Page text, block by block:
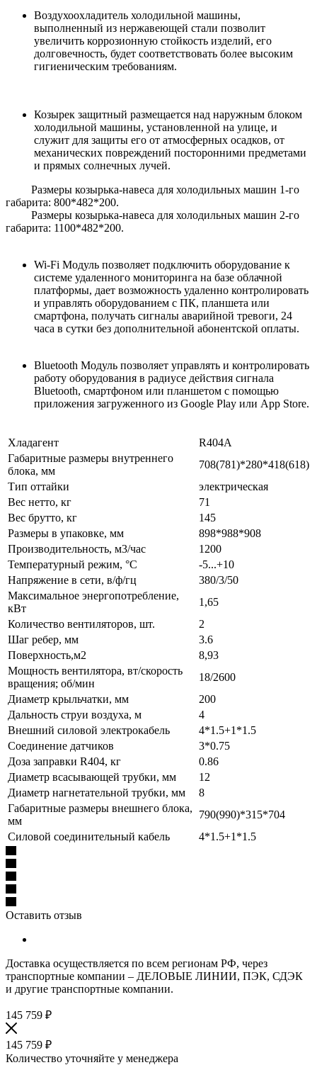
Воздухоохладитель холодильной машины,
выполненный из нержавеющей стали позволит
увеличить коррозионную стойкость изделий, его
долговечность, будет соответствовать более высоким
гигиеническим требованиям.
Козырек защитный размещается над наружным блоком
холодильной машины, установленной на улице, и
служит для защиты его от атмосферных осадков, от
механических повреждений посторонними предметами
и прямых солнечных лучей.
Размеры козырька-навеса для холодильных машин 1-го
габарита: 800*482*200.
Размеры козырька-навеса для холодильных машин 2-го
габарита: 1100*482*200.
Wi-Fi Модуль позволяет подключить оборудование к
системе удаленного мониторинга на базе облачной
платформы, дает возможность удаленно контролировать
и управлять оборудованием с ПК, планшета или
смартфона, получать сигналы аварийной тревоги, 24
часа в сутки без дополнительной абонентской оплаты.
Bluetooth Модуль позволяет управлять и контролировать
работу оборудования в радиусе действия сигнала
Вluetooth, смартфоном или планшетом с помощью
приложения загруженного из Google Play или App Store.
Хладагент
R404A
Габаритные размеры внутреннего
блока, мм
708(781)*280*418(618)
Тип оттайки
электрическая
Вес нетто, кг
71
Вес брутто, кг
145
Размеры в упаковке, мм
898*988*908
Производительность, м3/час
1200
Температурный режим, °С
-5...+10
Напряжение в сети, в/ф/гц
380/3/50
Maксимальное энергопотребление,
кВт
1,65
Количество вентиляторов, шт.
2
Шаг ребер, мм
3.6
Поверхность,м2
8,93
Мощность вентилятора, вт/скорость
вращения; об/мин
18/2600
Диаметр крыльчатки, мм
200
Дальность струи воздуха, м
4
Внешний силовой электрокабель
4*1.5+1*1.5
Соединение датчиков
3*0.75
Доза заправки R404, кг
0.86
Диаметр всасывающей трубки, мм
12
Диаметр нагнетательной трубки, мм
8
Габаритные размеры внешнего блока,
мм
790(990)*315*704
Силовой соединительный кабель
4*1.5+1*1.5
Оставить отзыв
Доставка осуществляется по всем регионам РФ, через
транспортные компании – ДЕЛОВЫЕ ЛИНИИ, ПЭК, СДЭК
и другие транспортные компании.
145 759 ₽
145 759 ₽
Количество уточняйте у менеджера